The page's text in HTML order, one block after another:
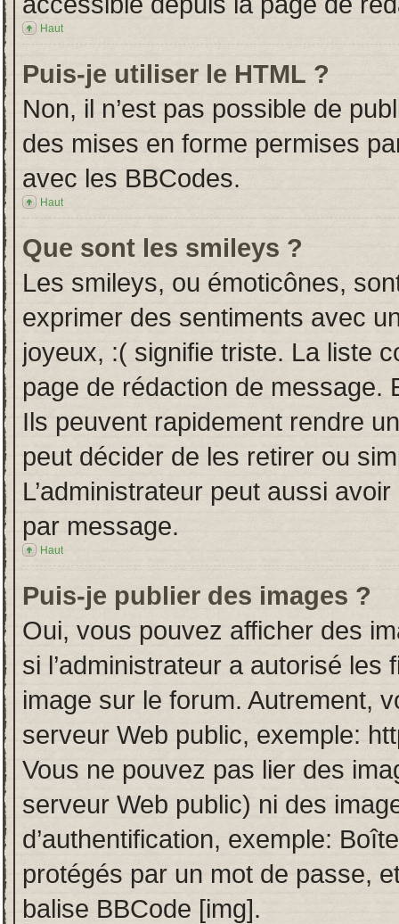
Haut
Puis-je utiliser le HTML ?
Non, il n’est pas possible de
des mises en forme permises
avec les BBCodes.
Haut
Que sont les smileys ?
Les smileys, ou émoticônes,
exprimer des sentiments avec
joyeux, :( signifie triste. La liste
page de rédaction de message.
Ils peuvent rapidement rendre
peut décider de les retirer ou
L’administrateur peut aussi
par message.
Haut
Puis-je publier des images ?
Oui, vous pouvez afficher des
si l’administrateur a autorisé
image sur le forum. Autrement,
serveur Web public, exemple:
Vous ne pouvez pas lier des
serveur Web public) ni des
d’authentification, exemple:
protégés par un mot de passe,
balise BBCode [img].